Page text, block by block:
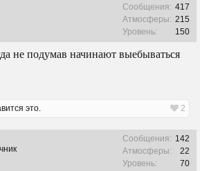
Сообщения: 417
Атмосферы: 215
Уровень:
150
не подумав начинают выебываться
это. 2
Сообщения: 142
Атмосферы:
22
Уровень:
70